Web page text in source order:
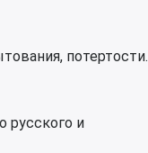
потертости.
русского и